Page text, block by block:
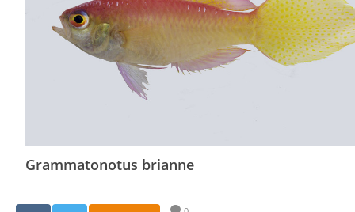
Grammatonotus brianne